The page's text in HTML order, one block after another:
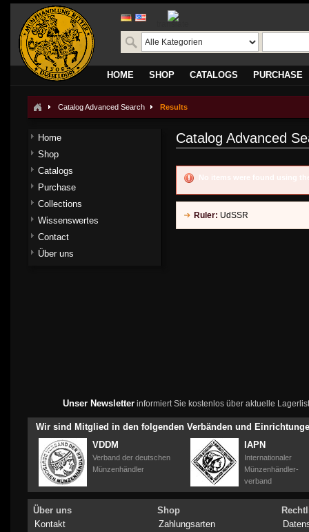
translate
HOME SHOP CATALOGS PURCHASE
Catalog Advanced Search Results
Catalog Advanced
No items were found using
Ruler: UdSSR
Home
Shop
Catalogs
Purchase
Collections
Wissenswertes
Contact
Über uns
Unser Newsletterinformiert Sie kostenlos über aktuelle
Wir sind Mitglied in den folgenden Verbänden und
VDDM
Verband der deutschen
Münzenhändler
IAPN
Internationaler
Münzenhändler-
verband
Über uns
Kontakt
Shop
Zahlungsarten